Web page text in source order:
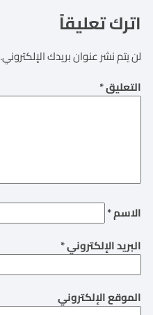
اترك تعليقاً
لن يتم نشر عنوان بريدك الإلكتروني.
التعليق*
الاسم*
البريد الإلكتروني*
الموقع الإلكتروني